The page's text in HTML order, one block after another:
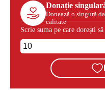
Donație
Donează o singură
calitate
Scrie suma pe care dorești